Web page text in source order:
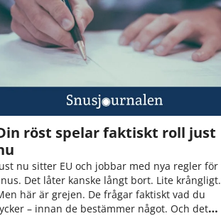
röst spelar faktiskt roll just
nu sitter EU och jobbar med nya regler för
Det låter kanske långt bort. Lite krångligt.
här är grejen. De frågar faktiskt vad du
– innan de bestämmer något. Och det